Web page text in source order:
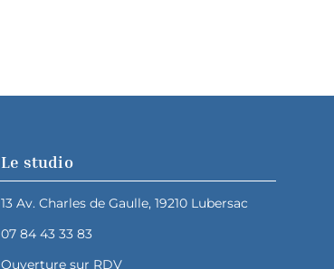
Le studio
13 Av. Charles de Gaulle, 19210 Lubersac
07 84 43 33 83
Ouverture sur RDV